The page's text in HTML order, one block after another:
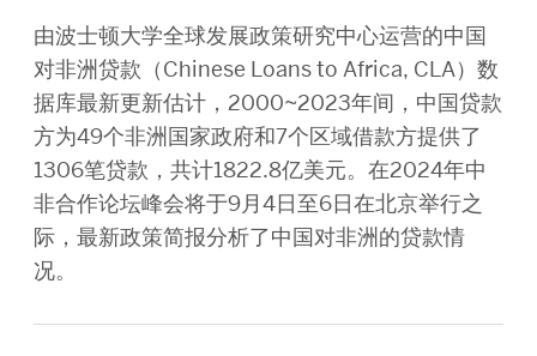
由波士顿大学全球发展政策研究中心运营的中国
对非洲贷款（Chinese Loans to Africa, CLA）数
据库最新更新估计，2000~2023年间，中国贷款
方为49个非洲国家政府和7个区域借款方提供了
1306笔贷款，共计1822.8亿美元。在2024年中
非合作论坛峰会将于9月4日至6日在北京举行之
际，最新政策简报分析了中国对非洲的贷款情
况。